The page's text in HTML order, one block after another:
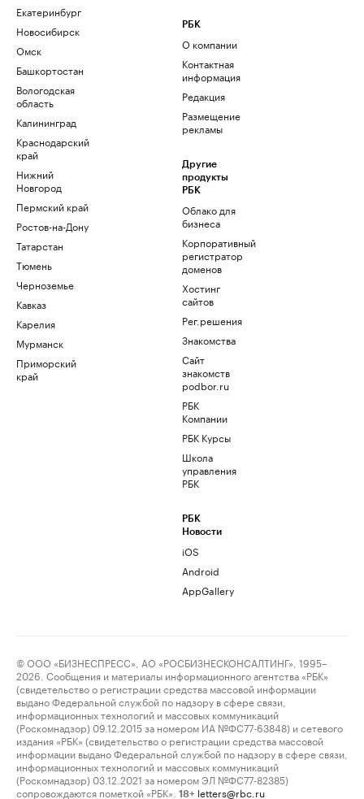
Екатеринбург
Новосибирск
Омск
Башкортостан
Вологодская
область
Калининград
Краснодарский
край
Нижний
Новгород
Пермский край
Ростов-на-Дону
Татарстан
Тюмень
Черноземье
Кавказ
Карелия
Мурманск
Приморский
край
РБК
О компании
Контактная
информация
Редакция
Размещение
рекламы
Другие
продукты
РБК
Облако для
бизнеса
Корпоративный
регистратор
доменов
Хостинг
сайтов
Рег.решения
Знакомства
Сайт
знакомств
podbor.ru
РБК
Компании
РБК Курсы
Школа
управления
РБК
РБК
Новости
iOS
Android
AppGallery
© ООО «БИЗНЕСПРЕСС», АО «РОСБИЗНЕСКОНСАЛТИНГ», 1995–
2026. Сообщения и материалы информационного агентства «РБК»
(свидетельство о регистрации средства массовой информации
выдано Федеральной службой по надзору в сфере связи,
информационных технологий и массовых коммуникаций
(Роскомнадзор) 09.12.2015 за номером ИА №ФС77-63848) и сетевого
издания «РБК» (свидетельство о регистрации средства массовой
информации выдано Федеральной службой по надзору в сфере связи,
информационных технологий и массовых коммуникаций
(Роскомнадзор) 03.12.2021 за номером ЭЛ №ФС77-82385)
сопровождаются пометкой «РБК».
18+ letters@rbc.ru